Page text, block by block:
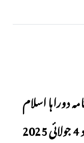
دوراہا اسلام